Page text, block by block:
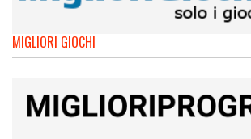
MIGLIORI GIOCHI